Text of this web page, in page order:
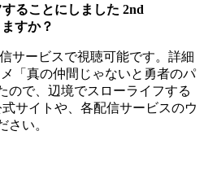
ることにしました 2nd
すか？
サービスで視聴可能です。詳細
「真の仲間じゃないと勇者のパ
ので、辺境でスローライフする
サイトや、各配信サービスのウ
さい。